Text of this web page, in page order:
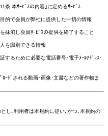
条 本ｻｰﾋﾞｽの内容｣に定めるｻｰﾋﾞｽ
的で会員が弊社に提供した一切の情報
抹消し会員ｻｰﾋﾞｽの提供を終了すること
を識別できる情報
するために必要な電話番号･電子ﾒｰﾙｱﾄﾞﾚｽ･
ｰﾄﾞされる動画･画像･文書などの著作物ま
し､利用者は本規約に従い､かつ､本規約の